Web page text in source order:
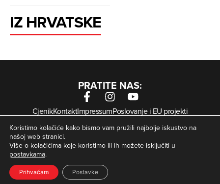
IZ HRVATSKE
PRATITE NAS:
CjenikKontaktImpressumPoslovanje i EU projekti
Arhiva digitalnih novina
Uvjeti korištenjaZaštita privatnosti
Kolačići
© Zagorje International – Sva prava pridržana | Developed
bykrMedia
Koristimo kolačiće kako bismo vam pružili najbolje iskustvo na
našoj web stranici.
Više o kolačićima koje koristimo ili ih možete isključiti u
postavkama.
Prihvaćam Postavke